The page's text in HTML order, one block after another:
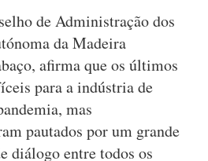
de Administração dos
da Madeira
afirma que os últimos
para a indústria de
mas
pautados por um grande
diálogo entre todos os